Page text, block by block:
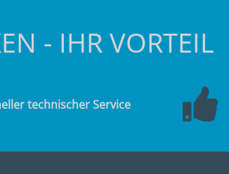
- IHR VORTEIL
technischer Service